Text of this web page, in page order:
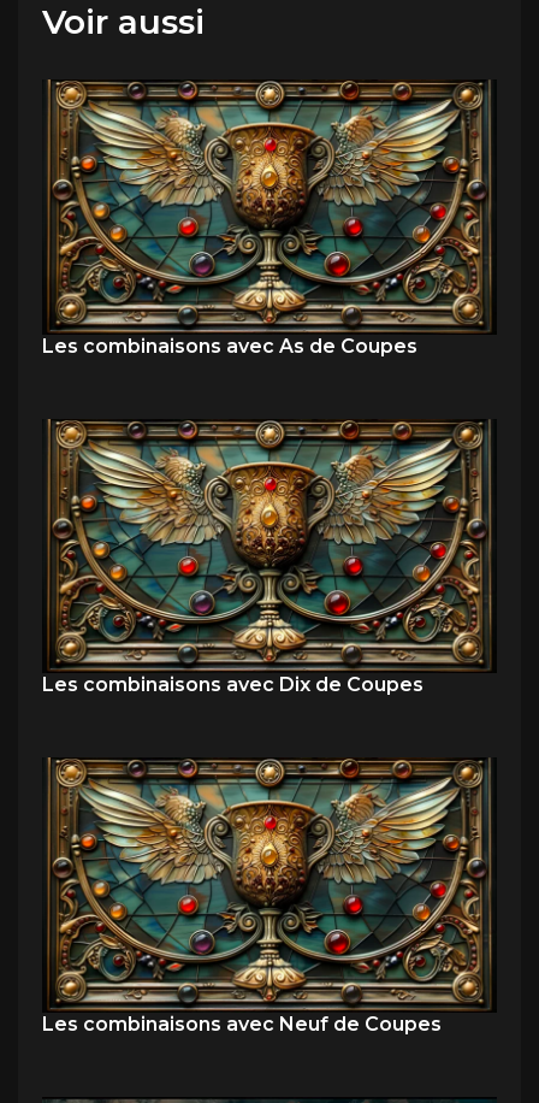
Voir aussi
Les combinaisons avec As de Coupes
Les combinaisons avec Dix de Coupes
Les combinaisons avec Neuf de Coupes